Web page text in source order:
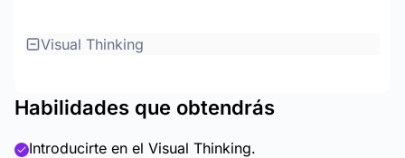
Visual Thinking
Habilidades que obtendrás
Introducirte en el Visual Thinking.